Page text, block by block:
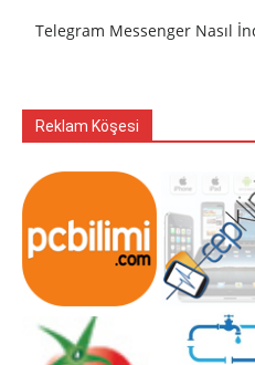
Telegram Messenger Nasıl
Reklam Köşesi